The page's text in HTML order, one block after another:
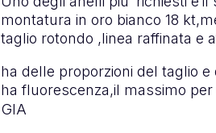
montatura in oro bianco 18
taglio rotondo ,linea raffinata e
ha delle proporzioni del taglio
ha fluorescenza,il massimo
GIA